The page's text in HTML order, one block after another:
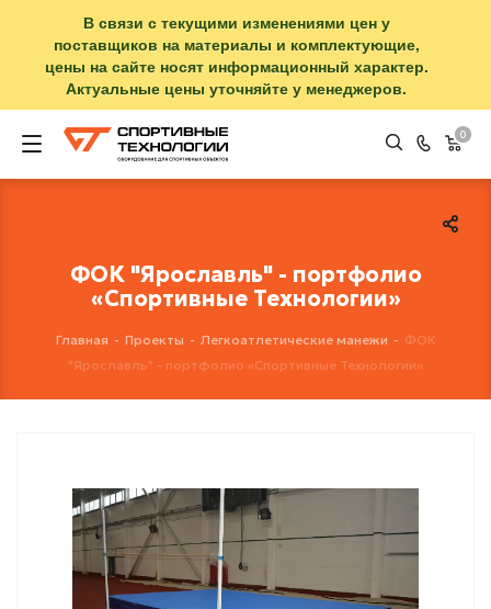
В связи с текущими изменениями цен у
поставщиков на материалы и комплектующие,
цены на сайте носят информационный характер.
Актуальные цены уточняйте у менеджеров.
0
ФОК "Ярославль" - портфолио
«Спортивные Технологии»
Главная - Проекты - Легкоатлетические манежи - ФОК
"Ярославль" - портфолио «Спортивные Технологии»